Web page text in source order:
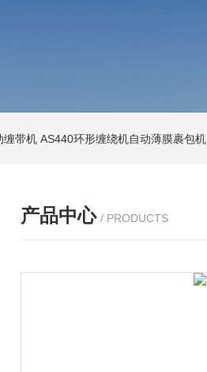
缠带机 AS440环形缠绕机自动薄膜裹包机
产品中心 / PRODUCTS